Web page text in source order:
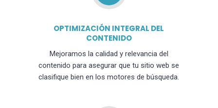
OPTIMIZACIÓN INTEGRAL DEL
CONTENIDO
Mejoramos la calidad y relevancia del
contenido para asegurar que tu sitio web se
clasifique bien en los motores de búsqueda.